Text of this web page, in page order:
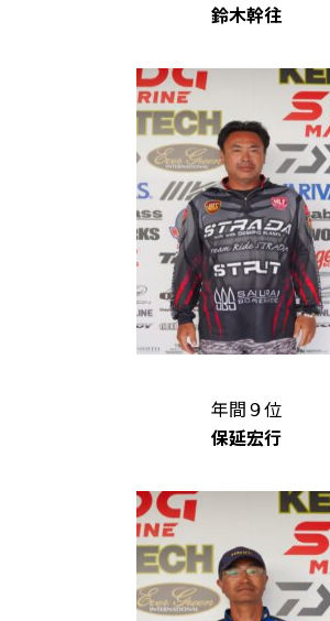
鈴木幹往
年間９位
保延宏行